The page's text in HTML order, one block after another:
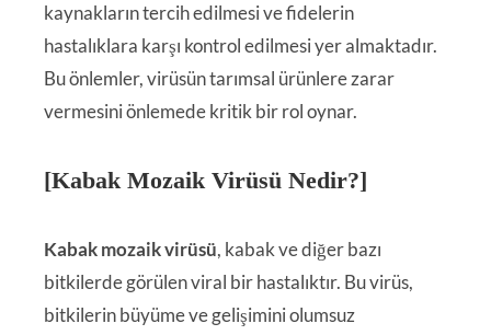
kaynakların tercih edilmesi ve fidelerin
hastalıklara karşı kontrol edilmesi yer almaktadır.
Bu önlemler, virüsün tarımsal ürünlere zarar
vermesini önlemede kritik bir rol oynar.
[Kabak Mozaik Virüsü Nedir?]
Kabak mozaik virüsü, kabak ve diğer bazı
bitkilerde görülen viral bir hastalıktır. Bu virüs,
bitkilerin büyüme ve gelişimini olumsuz